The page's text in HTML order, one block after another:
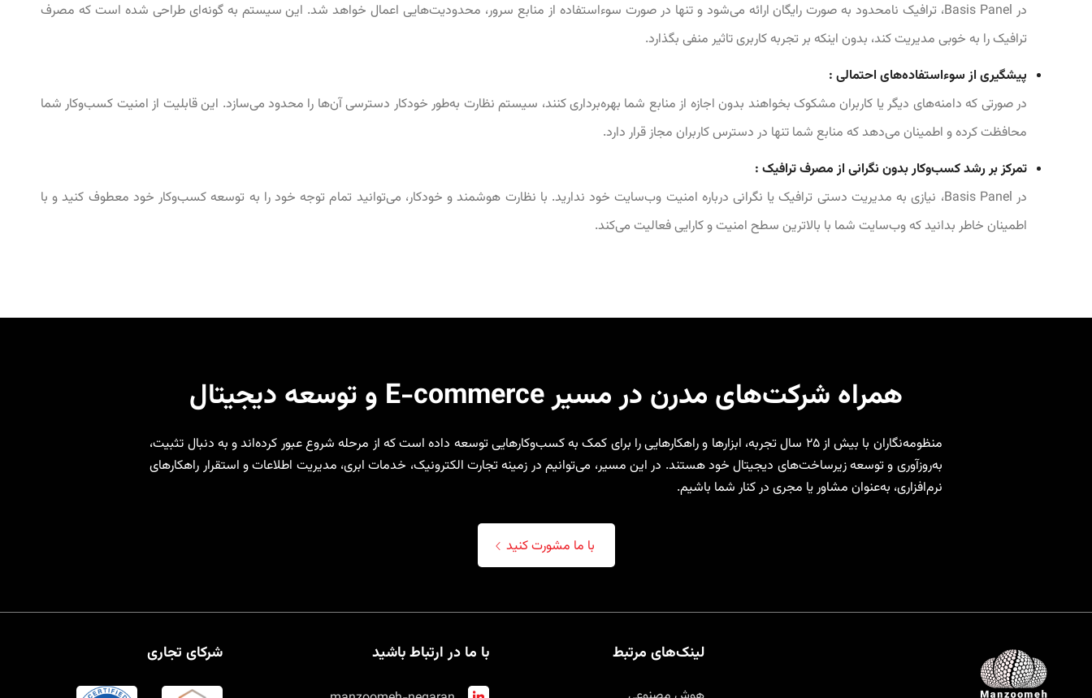
در Basis Panel، ترافیک نامحدود به صورت رایگان ارائه می‌شود و تنها در صورت سوءاستفاده از منابع سرور، محدودیت‌هایی اعمال خواهد شد. این سیستم به گونه‌ای طراحی شده است که مصرف
ترافیک را به خوبی مدیریت کند، بدون اینکه بر تجربه کاربری تاثیر منفی بگذارد.
پیشگیری از سوءاستفاده‌های احتمالی :
در صورتی که دامنه‌های دیگر یا کاربران مشکوک بخواهند بدون اجازه از منابع شما بهره‌برداری کنند، سیستم نظارت به‌طور خودکار دسترسی آن‌ها را محدود می‌سازد. این قابلیت از امنیت کسب‌وکار شما
محافظت کرده و اطمینان می‌دهد که منابع شما تنها در دسترس کاربران مجاز قرار دارد.
تمرکز بر رشد کسب‌وکار بدون نگرانی از مصرف ترافیک :
در Basis Panel، نیازی به مدیریت دستی ترافیک یا نگرانی درباره امنیت وب‌سایت خود ندارید. با نظارت هوشمند و خودکار، می‌توانید تمام توجه خود را به توسعه کسب‌وکار خود معطوف کنید و با
اطمینان خاطر بدانید که وب‌سایت شما با بالاترین سطح امنیت و کارایی فعالیت می‌کند.
همراه شرکت‌های مدرن در مسیر E-commerce و توسعه دیجیتال
منظومه‌نگاران با بیش از ۲۵ سال تجربه، ابزارها و راهکارهایی را برای کمک به کسب‌وکارهایی توسعه داده است که از مرحله شروع عبور کرده‌اند و به دنبال تثبیت،
به‌روزآوری و توسعه زیرساخت‌های دیجیتال خود هستند. در این مسیر، می‌توانیم در زمینه تجارت الکترونیک، خدمات ابری، مدیریت اطلاعات و استقرار راهکارهای
نرم‌افزاری، به‌عنوان مشاور یا مجری در کنار شما باشیم.
با ما مشورت کنید
لینک‌های مرتبط با ما در ارتباط باشید شرکای تجاری